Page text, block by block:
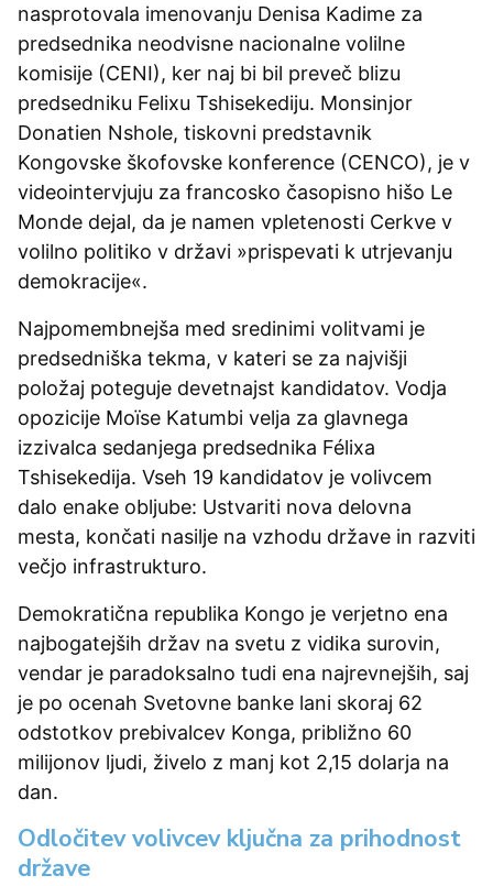
nasprotovala imenovanju Denisa Kadime za
predsednika neodvisne nacionalne volilne
komisije (CENI), ker naj bi bil preveč blizu
predsedniku Felixu Tshisekediju. Monsinjor
Donatien Nshole, tiskovni predstavnik
Kongovske škofovske konference (CENCO), je v
videointervjuju za francosko časopisno hišo Le
Monde dejal, da je namen vpletenosti Cerkve v
volilno politiko v državi »prispevati k utrjevanju
demokracije«.
Najpomembnejša med sredinimi volitvami je
predsedniška tekma, v kateri se za najvišji
položaj poteguje devetnajst kandidatov. Vodja
opozicije Moïse Katumbi velja za glavnega
izzivalca sedanjega predsednika Félixa
Tshisekedija. Vseh 19 kandidatov je volivcem
dalo enake obljube: Ustvariti nova delovna
mesta, končati nasilje na vzhodu države in razviti
večjo infrastrukturo.
Demokratična republika Kongo je verjetno ena
najbogatejših držav na svetu z vidika surovin,
vendar je paradoksalno tudi ena najrevnejših, saj
je po ocenah Svetovne banke lani skoraj 62
odstotkov prebivalcev Konga, približno 60
milijonov ljudi, živelo z manj kot 2,15 dolarja na
dan.
Odločitev volivcev ključna za prihodnost
države